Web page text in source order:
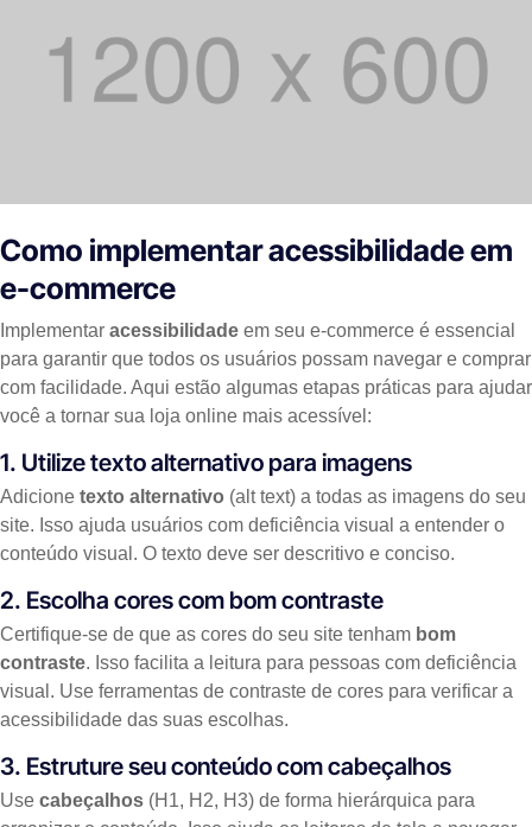
Como implementar acessibilidade em
e-commerce
Implementar acessibilidade em seu e-commerce é essencial
para garantir que todos os usuários possam navegar e comprar
com facilidade. Aqui estão algumas etapas práticas para ajudar
você a tornar sua loja online mais acessível:
1. Utilize texto alternativo para imagens
Adicione texto alternativo (alt text) a todas as imagens do seu
site. Isso ajuda usuários com deficiência visual a entender o
conteúdo visual. O texto deve ser descritivo e conciso.
2. Escolha cores com bom contraste
Certifique-se de que as cores do seu site tenham bom
contraste. Isso facilita a leitura para pessoas com deficiência
visual. Use ferramentas de contraste de cores para verificar a
acessibilidade das suas escolhas.
3. Estruture seu conteúdo com cabeçalhos
Use cabeçalhos (H1, H2, H3) de forma hierárquica para